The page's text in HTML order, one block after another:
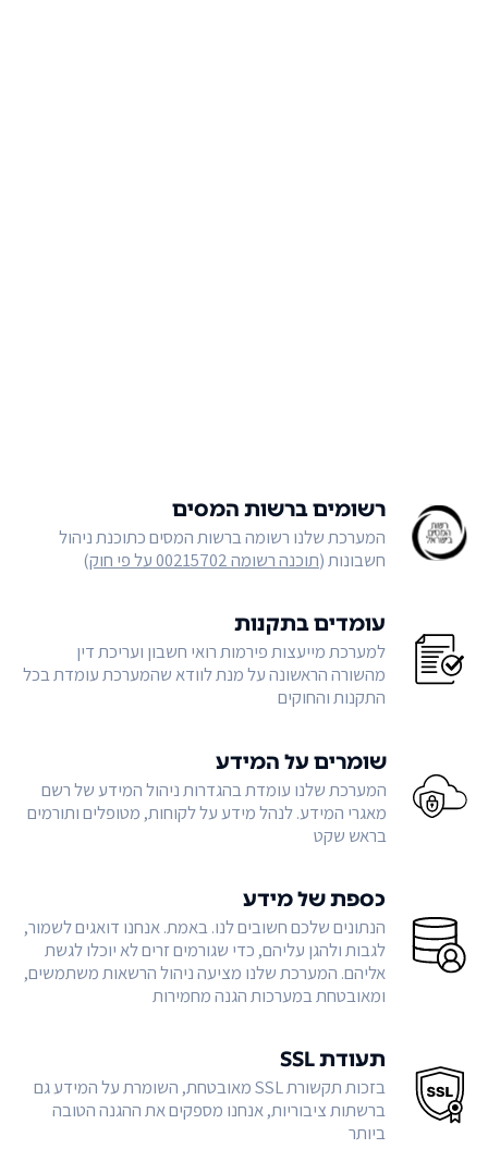
רשומים ברשות המסים
המערכת שלנו רשומה ברשות המסים כתוכנת ניהול
חשבונות (תוכנה רשומה 00215702 על פי חוק )
עומדים בתקנות
למערכת מייעצות פירמות רואי חשבון ועריכת דין
מהשורה הראשונה על מנת לוודא שהמערכת עומדת בכל
התקנות והחוקים
שומרים על המידע
המערכת שלנו עומדת בהגדרות ניהול המידע של רשם
מאגרי המידע. לנהל מידע על לקוחות, מטופלים ותורמים
בראש שקט
כספת של מידע
הנתונים שלכם חשובים לנו. באמת. אנחנו דואגים לשמור,
לגבות ולהגן עליהם, כדי שגורמים זרים לא יוכלו לגשת
אליהם. המערכת שלנו מציעה ניהול הרשאות משתמשים,
ומאובטחת במערכות הגנה מחמירות
תעודת SSL
בזכות תקשורת SSL מאובטחת, השומרת על המידע גם
ברשתות ציבוריות, אנחנו מספקים את ההגנה הטובה
ביותר